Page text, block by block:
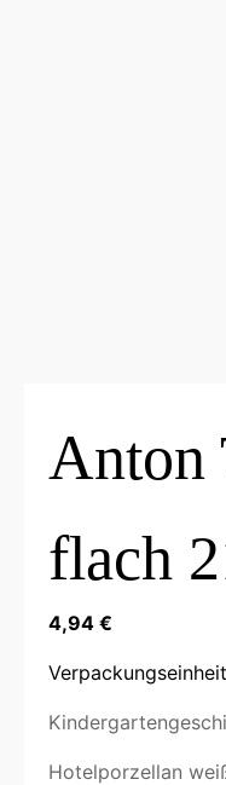
Anton
flach
4,94 €
Hotelporzellan